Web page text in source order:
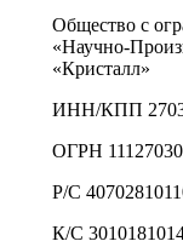
Общество с
«Научно-
«Кристалл»
ИНН/КПП
ОГРН
Р/С
К/С